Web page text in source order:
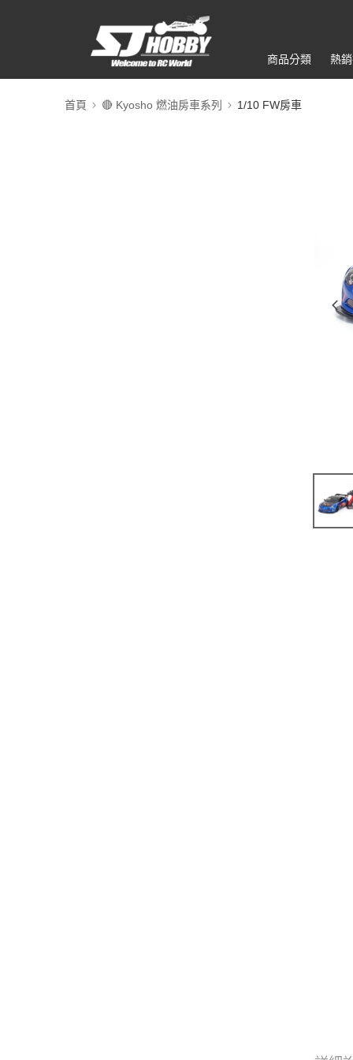
商品分類 熱
首頁 🔴 Kyosho 燃油房車系列 1/10 FW房車